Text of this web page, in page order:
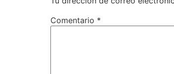
Comentario *